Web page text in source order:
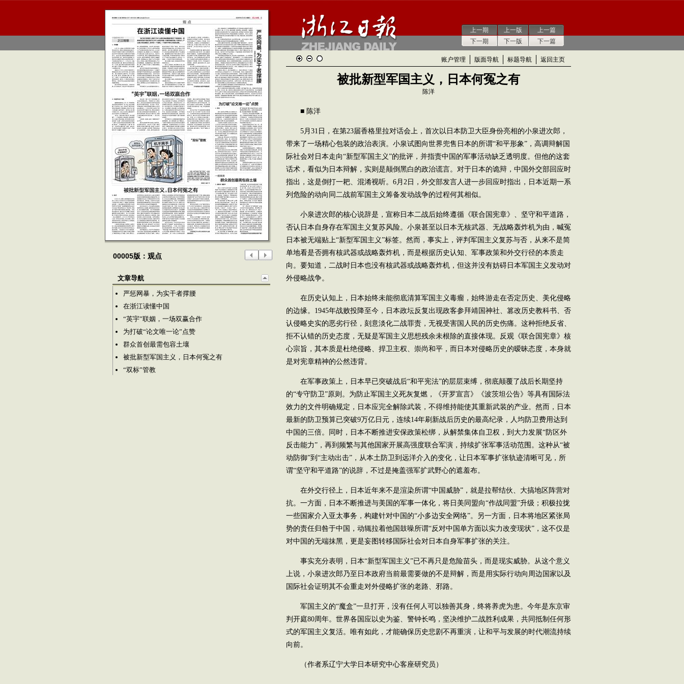
上一期
下一期
上一版
下一版
上一篇
下一篇
00005版：观点
文章导航
严惩网暴，为实干者撑腰
在浙江读懂中国
“英宇”联姻，一场双赢合作
为打破“论文唯一论”点赞
群众首创最需包容土壤
被批新型军国主义，日本何冤之有
“双标”管教
账户管理 版面导航 标题导航 返回主页
被批新型军国主义，日本何冤之有
陈洋
■ 陈洋
5月31日，在第23届香格里拉对话会上，首次以日本防卫大臣身份亮相的小泉进次郎，
带来了一场精心包装的政治表演。小泉试图向世界兜售日本的所谓“和平形象”，高调辩解国
际社会对日本走向“新型军国主义”的批评，并指责中国的军事活动缺乏透明度。但他的这套
话术，看似为日本辩解，实则是颠倒黑白的政治谎言。对于日本的诡辩，中国外交部回应时
指出，这是倒打一耙、混淆视听。6月2日，外交部发言人进一步回应时指出，日本近期一系
列危险的动向同二战前军国主义筹备发动战争的过程何其相似。
小泉进次郎的核心说辞是，宣称日本二战后始终遵循《联合国宪章》、坚守和平道路，
否认日本自身存在军国主义复苏风险。小泉甚至以日本无核武器、无战略轰炸机为由，喊冤
日本被无端贴上“新型军国主义”标签。然而，事实上，评判军国主义复苏与否，从来不是简
单地看是否拥有核武器或战略轰炸机，而是根据历史认知、军事政策和外交行径的本质走
向。要知道，二战时日本也没有核武器或战略轰炸机，但这并没有妨碍日本军国主义发动对
外侵略战争。
在历史认知上，日本始终未能彻底清算军国主义毒瘤，始终游走在否定历史、美化侵略
的边缘。1945年战败投降至今，日本政坛反复出现政客参拜靖国神社、篡改历史教科书、否
认侵略史实的恶劣行径，刻意淡化二战罪责，无视受害国人民的历史伤痛。这种拒绝反省、
拒不认错的历史态度，无疑是军国主义思想残余未根除的直接体现。反观《联合国宪章》核
心宗旨，其本质是杜绝侵略、捍卫主权、崇尚和平，而日本对侵略历史的暧昧态度，本身就
是对宪章精神的公然违背。
在军事政策上，日本早已突破战后“和平宪法”的层层束缚，彻底颠覆了战后长期坚持
的“专守防卫”原则。为防止军国主义死灰复燃，《开罗宣言》《波茨坦公告》等具有国际法
效力的文件明确规定，日本应完全解除武装，不得维持能使其重新武装的产业。然而，日本
最新的防卫预算已突破9万亿日元，连续14年刷新战后历史的最高纪录，人均防卫费用达到
中国的三倍。同时，日本不断推进安保政策松绑，从解禁集体自卫权，到大力发展“防区外
反击能力”，再到频繁与其他国家开展高强度联合军演，持续扩张军事活动范围。这种从“被
动防御”到“主动出击”，从本土防卫到远洋介入的变化，让日本军事扩张轨迹清晰可见，所
谓“坚守和平道路”的说辞，不过是掩盖强军扩武野心的遮羞布。
在外交行径上，日本近年来不是渲染所谓“中国威胁”，就是拉帮结伙、大搞地区阵营对
抗。一方面，日本不断推进与美国的军事一体化，将日美同盟向“作战同盟”升级；积极拉拢
一些国家介入亚太事务，构建针对中国的“小多边安全网络”。另一方面，日本将地区紧张局
势的责任归咎于中国，动辄拉着他国鼓噪所谓“反对中国单方面以实力改变现状”，这不仅是
对中国的无端抹黑，更是妄图转移国际社会对日本自身军事扩张的关注。
事实充分表明，日本“新型军国主义”已不再只是危险苗头，而是现实威胁。从这个意义
上说，小泉进次郎乃至日本政府当前最需要做的不是辩解，而是用实际行动向周边国家以及
国际社会证明其不会重走对外侵略扩张的老路、邪路。
军国主义的“魔盒”一旦打开，没有任何人可以独善其身，终将养虎为患。今年是东京审
判开庭80周年。世界各国应以史为鉴、警钟长鸣，坚决维护二战胜利成果，共同抵制任何形
式的军国主义复活。唯有如此，才能确保历史悲剧不再重演，让和平与发展的时代潮流持续
向前。
（作者系辽宁大学日本研究中心客座研究员）